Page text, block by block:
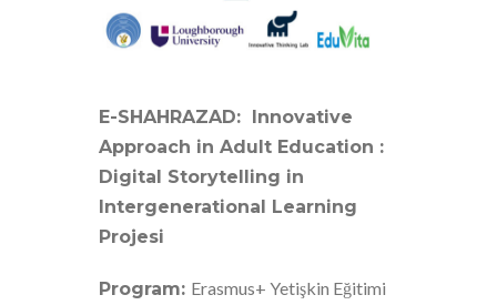
E-SHAHRAZAD: Innovative
Approach in Adult Education :
Digital Storytelling in
Intergenerational Learning
Projesi
Program: Erasmus+ Yetişkin Eğitimi